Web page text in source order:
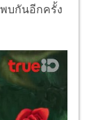
บกันอีกครั้ง